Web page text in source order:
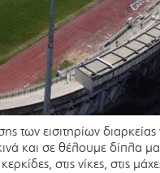
εισιτηρίων διαρκείας
και σε θέλουμε δίπλα
στις νίκες, στις